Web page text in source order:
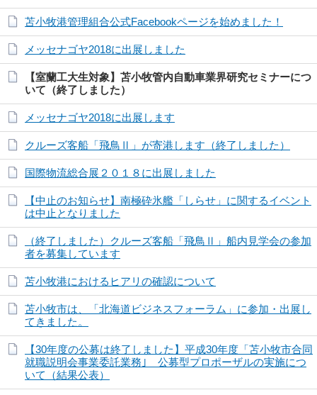
苫小牧港管理組合公式Facebookページを始めました！
メッセナゴヤ2018に出展しました
【室蘭工大生対象】苫小牧管内自動車業界研究セミナーにつ
いて（終了しました）
メッセナゴヤ2018に出展します
クルーズ客船「飛鳥Ⅱ」が寄港します（終了しました）
国際物流総合展２０１８に出展しました
【中止のお知らせ】南極砕氷艦「しらせ」に関するイベント
は中止となりました
（終了しました）クルーズ客船「飛鳥Ⅱ」船内見学会の参加
者を募集しています
苫小牧港におけるヒアリの確認について
苫小牧市は、「北海道ビジネスフォーラム」に参加・出展し
てきました。
【30年度の公募は終了しました】平成30年度「苫小牧市合同
就職説明会事業委託業務｣ 公募型プロポーザルの実施につ
いて（結果公表）